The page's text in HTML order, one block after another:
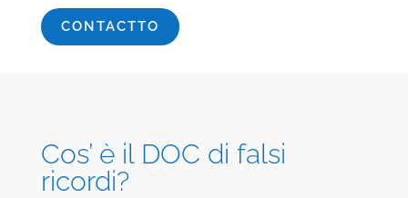
CONTACTTO
Cos’ è il DOC di falsi
ricordi?